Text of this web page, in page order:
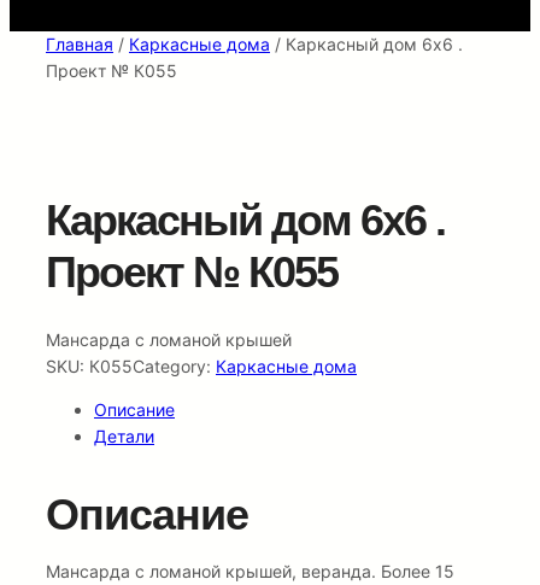
Главная / Каркасные дома / Каркасный дом 6х6 .
Проект № К055
Каркасный дом 6х6 .
Проект № К055
Мансарда с ломаной крышей
SKU: К055Category: Каркасные дома
Описание
Детали
Описание
Мансарда с ломаной крышей, веранда. Более 15